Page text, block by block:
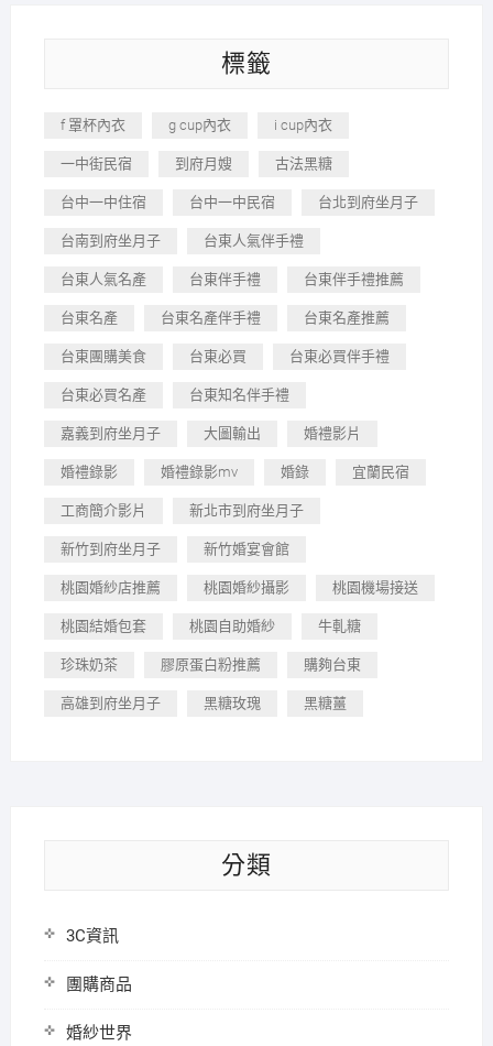
標籤
f 罩杯內衣 g cup內衣 i cup內衣
一中街民宿 到府月嫂 古法黑糖
台中一中住宿 台中一中民宿 台北到府坐月子
台南到府坐月子 台東人氣伴手禮
台東人氣名產 台東伴手禮 台東伴手禮推薦
台東名產 台東名產伴手禮 台東名產推薦
台東團購美食 台東必買 台東必買伴手禮
台東必買名產 台東知名伴手禮
嘉義到府坐月子 大圖輸出 婚禮影片
婚禮錄影 婚禮錄影mv 婚錄 宜蘭民宿
工商簡介影片 新北市到府坐月子
新竹到府坐月子 新竹婚宴會館
桃園婚紗店推薦 桃園婚紗攝影 桃園機場接送
桃園結婚包套 桃園自助婚紗 牛軋糖
珍珠奶茶 膠原蛋白粉推薦 購夠台東
高雄到府坐月子 黑糖玫瑰 黑糖薑
分類
3C資訊
團購商品
婚紗世界